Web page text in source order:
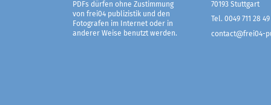
PDFs dürfen ohne Zustimmung
von frei04 publizistik und den
Fotografen im Internet oder in
anderer Weise benutzt werden.
70193 Stuttgart
Tel. 0049 711 28 49
contact@frei04-